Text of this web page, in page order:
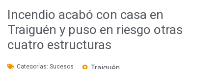
Incendio acabó con casa en
Traiguén y puso en riesgo otras
cuatro estructuras
Categorías: Sucesos